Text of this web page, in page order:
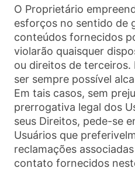
O Proprietário
esforços no sentido de
conteúdos fornecidos
violarão quaisquer
ou direitos de
ser sempre possível
Em tais casos, sem
prerrogativa legal dos
seus Direitos, pede-se
Usuários que
reclamações
contato fornecidos